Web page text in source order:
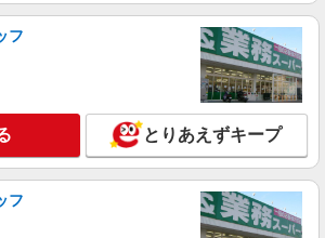
詳細を見る
丘駅⇒需要のある福祉業界で介護デビュー
格支援あり
時給1600円〜2250円 ＜日払い有/週払い有/交
全支給(ガソリン代含む)＞
フ
とりあえずキープ
フ